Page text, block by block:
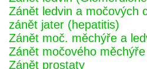
Zánět ledvin a močových
zánět jater (hepatitis)
Zánět moč. měchýře a
Zánět močového
Zánět prostaty